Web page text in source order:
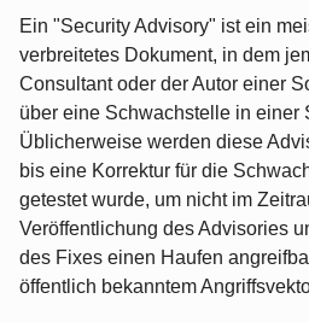
Ein "Security Advisory" ist ein
verbreitetes Dokument, in dem
Consultant oder der Autor einer
über eine Schwachstelle in einer
Üblicherweise werden diese
bis eine Korrektur für die
getestet wurde, um nicht im
Veröffentlichung des Advisories
des Fixes einen Haufen
öffentlich bekanntem